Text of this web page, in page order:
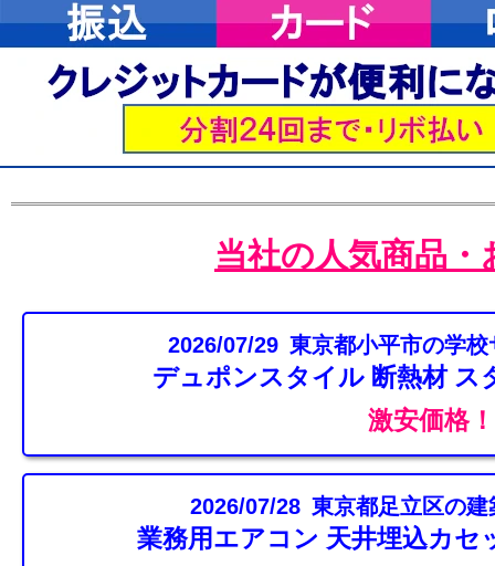
当社の人気商品・
2026/07/29 東京都小平市の学校
デュポンスタイル 断熱材 ス
激安価格！
2026/07/28 東京都足立区の建
業務用エアコン 天井埋込カセ